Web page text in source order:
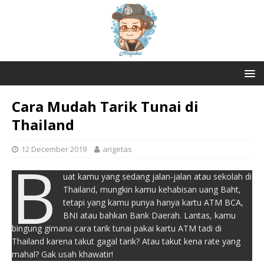
Cara Mudah Tarik Tunai di
Thailand
12 December 2019 arigetas
B
uat kamu yang sedang jalan-jalan atau sekolah di
Thailand, mungkin kamu kehabisan uang Baht,
tetapi yang kamu punya hanya kartu ATM BCA,
BNI atau bahkan Bank Daerah. Lantas, kamu
bingung gimana cara tarik tunai pakai kartu ATM tadi di
Thailand karena takut gagal tarik? Atau takut kena rate yang
mahal? Gak usah khawatir!